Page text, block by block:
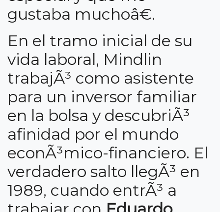
gustaba muchoâ€.
En el tramo inicial de su
vida laboral, Mindlin
trabajÃ³ como asistente
para un inversor familiar
en la bolsa y descubriÃ³
afinidad por el mundo
econÃ³mico-financiero. El
verdadero salto llegÃ³ en
1989, cuando entrÃ³ a